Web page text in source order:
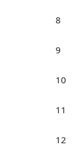
8
9
10
11
12